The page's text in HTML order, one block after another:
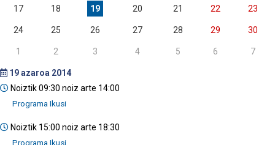
17 18 19 20 21 22 23
24 25 26 27 28 29 30
1 2 3 4 5 6 7
19azaroa 2014
Noiztik 09:30 noiz arte 14:00
Noiztik 15:00 noiz arte 18:30